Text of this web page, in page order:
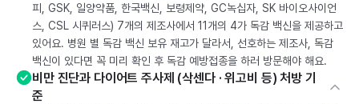
피, GSK, 일양약품, 한국백신, 보령제약, GC녹십자, SK 바이오사이언
스, CSL 시퀴러스) 7개의 제조사에서 11개의 4가 독감 백신을 제공하고
있어요. 병원 별 독감 백신 보유 재고가 달라서, 선호하는 제조사, 독감
백신이 있다면 꼭 미리 확인 후 독감 예방접종을 하러 방문해야 해요.
비만 진단과 다이어트 주사제 (삭센다 · 위고비 등) 처방 기
준